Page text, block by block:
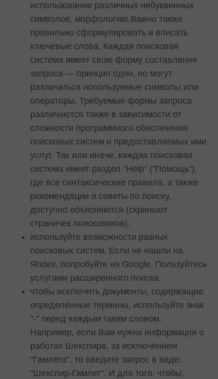
использование различных небуквенных
символов, морфологию.Важно также
правильно сформулировать и вписать
ключевые слова. Каждая поисковая
система имеет свою форму составления
запроса — принцип один, но могут
различаться используемые символы или
операторы. Требуемые формы запроса
различаются также в зависимости от
сложности программного обеспечения
поисковых систем и предоставляемых ими
услуг. Так или иначе, каждая поисковая
система имеет раздел "Help" ("Помощь"),
где все синтаксические правила, а также
рекомендации и советы по поиску,
доступно объясняются (скриншот
страничек поисковиков).
используйте возможности разных
поисковых систем. Если не нашли на
Яndex, попробуйте на Google. Пользуйтесь
услугами расширенного поиска.
чтобы исключить документы, содержащие
определенные термины, используйте знак
"-" перед каждым таким словом.
Например, если Вам нужна информация о
работах Шекспира, за исключением
"Гамлета", то введите запрос в виде:
"Шекспир-Гамлет". И для того, чтобы,